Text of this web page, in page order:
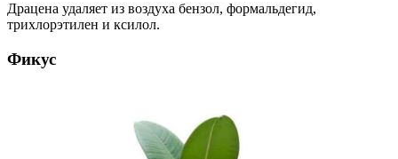
Драцена удаляет из воздуха бензол, формальдегид,
трихлорэтилен и ксилол.
Фикус